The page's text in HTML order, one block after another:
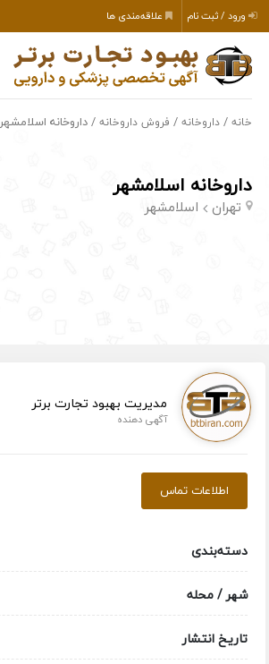
ورود / ثبت نام علاقه‌مندی ها
خانه /داروخانه / فروش داروخانه / داروخانه اسلامشهر
داروخانه اسلامشهر
تهران اسلامشهر
مدیریت بهبود تجارت برتر
آگهی دهنده
اطلاعات تماس
دسته‌بندی
شهر / محله
تاریخ انتشار